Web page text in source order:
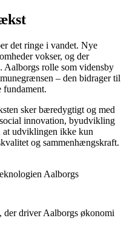
det ringe i vandet. Nye
vokser, og der
Aalborgs rolle som vidensby
– den bidrager til
fundament.
sker bæredygtigt og med
innovation, byudvikling
udviklingen ikke kun
og sammenhængskraft.
Aalborgs
driver Aalborgs økonomi